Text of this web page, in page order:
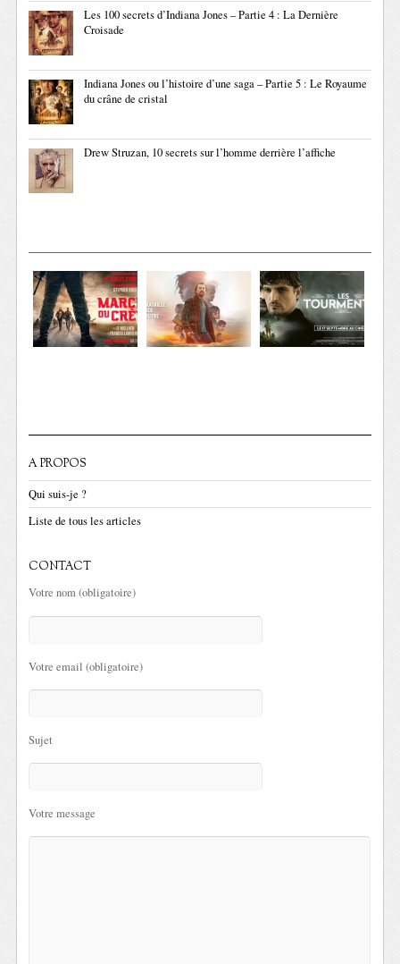
Les 100 secrets d’Indiana Jones – Partie 4 : La Dernière
Croisade
Indiana Jones ou l’histoire d’une saga – Partie 5 : Le Royaume
du crâne de cristal
Drew Struzan, 10 secrets sur l’homme derrière l’affiche
A PROPOS
Qui suis-je ?
Liste de tous les articles
CONTACT
Votre nom (obligatoire)
Votre email (obligatoire)
Sujet
Votre message